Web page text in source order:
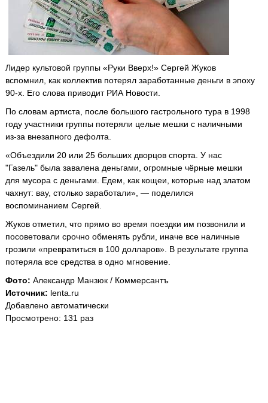
Лидер культовой группы «Руки Вверх!» Сергей Жуков
вспомнил, как коллектив потерял заработанные деньги в эпоху
90-х. Его слова приводит РИА Новости.
По словам артиста, после большого гастрольного тура в 1998
году участники группы потеряли целые мешки с наличными
из-за внезапного дефолта.
«Объездили 20 или 25 больших дворцов спорта. У нас
"Газель" была завалена деньгами, огромные чёрные мешки
для мусора с деньгами. Едем, как кощеи, которые над златом
чахнут: вау, столько заработали», — поделился
воспоминанием Сергей.
Жуков отметил, что прямо во время поездки им позвонили и
посоветовали срочно обменять рубли, иначе все наличные
грозили «превратиться в 100 долларов». В результате группа
потеряла все средства в одно мгновение.
Фото: Александр Манзюк / Коммерсантъ
Источник: lenta.ru
Добавлено автоматически
Просмотрено: 131 раз